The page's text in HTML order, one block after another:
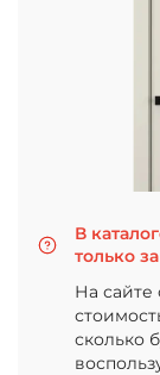
В
только
На сайте
сколько